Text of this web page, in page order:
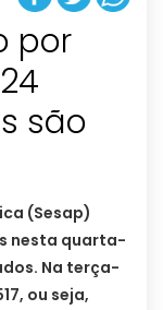
por
são
(Sesap)
nesta quarta-
Na terça-
ou seja,